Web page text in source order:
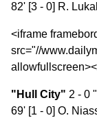
82' [3 - 0] R.
<iframe
src="//
"Hull City" 2 - 0
69' [1 - 0] O.